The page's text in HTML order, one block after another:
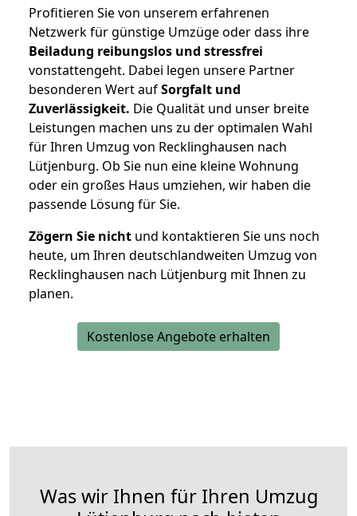
Profitieren Sie von unserem erfahrenen
Netzwerk für günstige Umzüge oder dass ihre
Beiladung reibungslos und stressfrei
vonstattengeht. Dabei legen unsere Partner
besonderen Wert aufSorgfalt und
Zuverlässigkeit. Die Qualität und unser breite
Leistungen machen uns zu der optimalen Wahl
für Ihren Umzug von Recklinghausen nach
Lütjenburg. Ob Sie nun eine kleine Wohnung
oder ein großes Haus umziehen, wir haben die
passende Lösung für Sie.
Zögern Sie nicht und kontaktieren Sie uns noch
heute, um Ihren deutschlandweiten Umzug von
Recklinghausen nach Lütjenburg mit Ihnen zu
planen.
Kostenlose Angebote erhalten
Was wir Ihnen für Ihren Umzug